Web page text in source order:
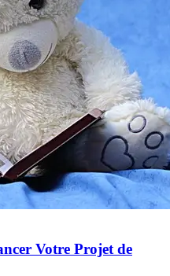
Votre Projet de